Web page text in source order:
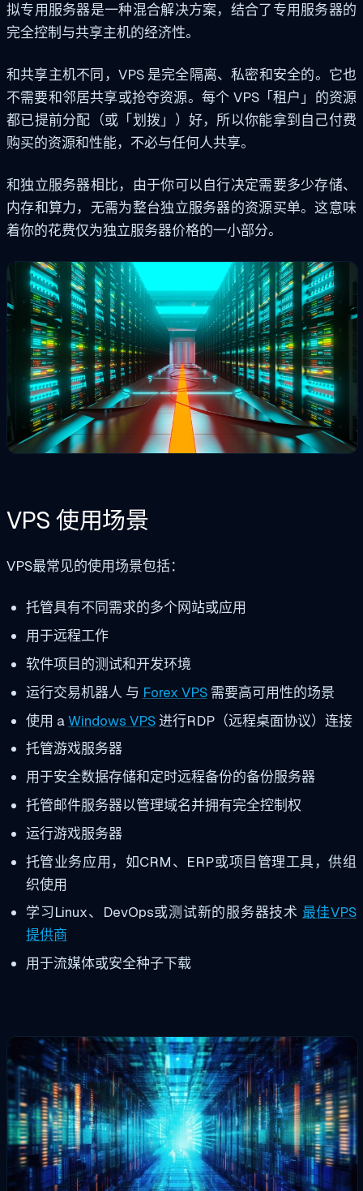
拟专用服务器是一种混合解决方案，结合了专用服务器的
完全控制与共享主机的经济性。
和共享主机不同，VPS 是完全隔离、私密和安全的。它也
不需要和邻居共享或抢夺资源。每个 VPS「租户」的资源
都已提前分配（或「划拨」）好，所以你能拿到自己付费
购买的资源和性能，不必与任何人共享。
和独立服务器相比，由于你可以自行决定需要多少存储、
内存和算力，无需为整台独立服务器的资源买单。这意味
着你的花费仅为独立服务器价格的一小部分。
VPS 使用场景
VPS最常见的使用场景包括：
托管具有不同需求的多个网站或应用
用于远程工作
软件项目的测试和开发环境
运行交易机器人 与 Forex VPS需要高可用性的场景
使用 aWindows VPS进行RDP（远程桌面协议）连接
托管游戏服务器
用于安全数据存储和定时远程备份的备份服务器
托管邮件服务器以管理域名并拥有完全控制权
运行游戏服务器
托管业务应用，如CRM、ERP或项目管理工具，供组
织使用
学习Linux、DevOps或测试新的服务器技术 最佳VPS
提供商
用于流媒体或安全种子下载